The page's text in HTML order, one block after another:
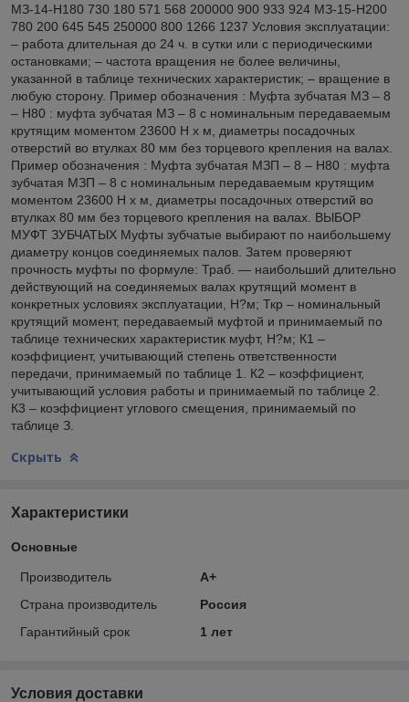
МЗ-14-Н180 730 180 571 568 200000 900 933 924 МЗ-15-Н200
780 200 645 545 250000 800 1266 1237 Условия эксплуатации:
– работа длительная до 24 ч. в сутки или с периодическими
остановками; – частота вращения не более величины,
указанной в таблице технических характеристик; – вращение в
любую сторону. Пример обозначения : Муфта зубчатая МЗ – 8
– Н80 : муфта зубчатая МЗ – 8 с номинальным передаваемым
крутящим моментом 23600 Н х м, диаметры посадочных
отверстий во втулках 80 мм без торцевого крепления на валах.
Пример обозначения : Муфта зубчатая МЗП – 8 – Н80 : муфта
зубчатая МЗП – 8 с номинальным передаваемым крутящим
моментом 23600 Н х м, диаметры посадочных отверстий во
втулках 80 мм без торцевого крепления на валах. ВЫБОР
МУФТ ЗУБЧАТЫХ Муфты зубчатые выбирают по наибольшему
диаметру концов соединяемых палов. Затем проверяют
прочность муфты по формуле: Траб. — наибольший длительно
действующий на соединяемых валах крутящий момент в
конкретных условиях эксплуатации, Н?м; Ткр – номинальный
крутящий момент, передаваемый муфтой и принимаемый по
таблице технических характеристик муфт, Н?м; К1 –
коэффициент, учитывающий степень ответственности
передачи, принимаемый по таблице 1. К2 – коэффициент,
учитывающий условия работы и принимаемый по таблице 2.
К3 – коэффициент углового смещения, принимаемый по
таблице З.
Скрыть
Характеристики
Основные
Производитель
А+
Страна производитель
Россия
Гарантийный срок
1 лет
Условия доставки